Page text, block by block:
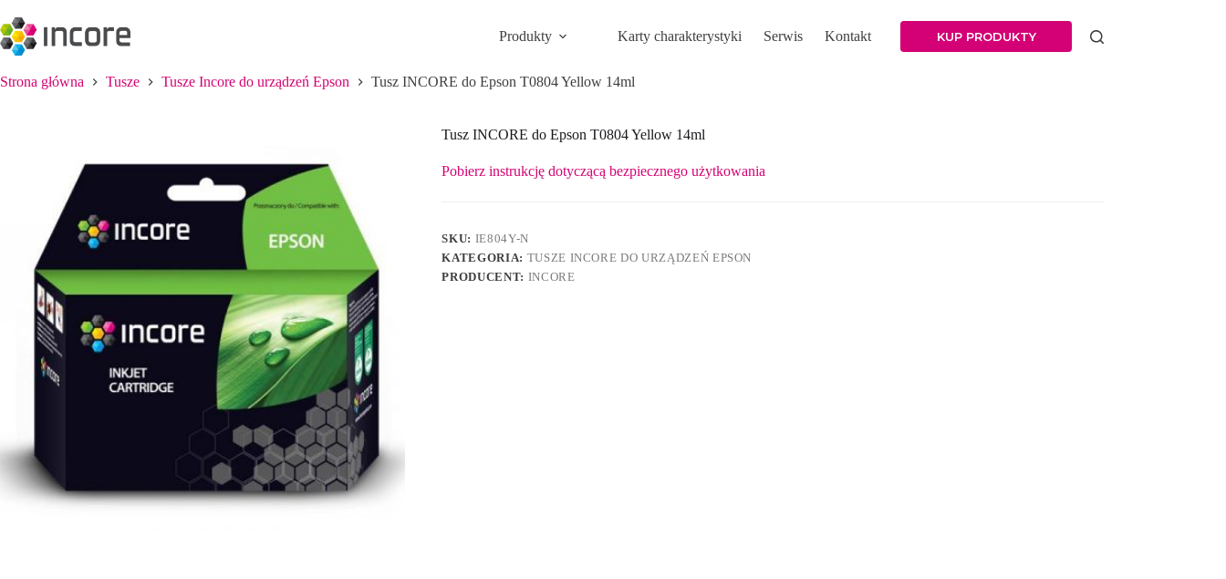
do
treści
Produkty Karty charakterystyki Serwis Kontakt KUP PRODUKTY
Strona główna Tusze Tusze Incore do urządzeń Epson Tusz INCORE do Epson T0804 Yellow 14ml
Tusz INCORE do Epson T0804 Yellow 14ml
Pobierz instrukcję dotyczącą bezpiecznego użytkowania
SKU: IE804Y-N
KATEGORIA: TUSZE INCORE DO URZĄDZEŃ EPSON
PRODUCENT: INCORE